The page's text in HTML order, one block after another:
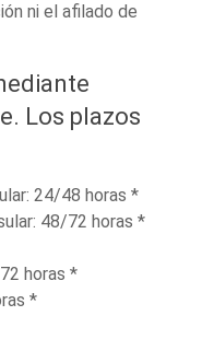
ni el afilado de
Los plazos
24/48 horas *
48/72 horas *
horas *
*